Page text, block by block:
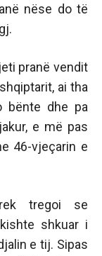
nëse do të
pranë vendit
ai tha
bënte dhe pa
e më pas
46-vjeçarin e
tregoi se
shkuar i
e tij. Sipas